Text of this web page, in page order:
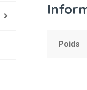
Poids